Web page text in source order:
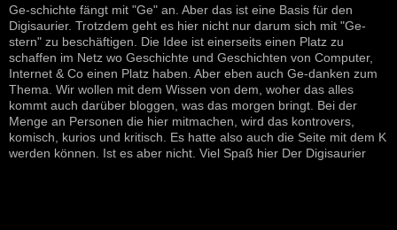
Ge-schichte fängt mit "Ge" an. Aber das ist eine Basis für den
Digisaurier. Trotzdem geht es hier nicht nur darum sich mit "Ge-
stern" zu beschäftigen. Die Idee ist einerseits einen Platz zu
schaffen im Netz wo Geschichte und Geschichten von Computer,
Internet & Co einen Platz haben. Aber eben auch Ge-danken zum
Thema. Wir wollen mit dem Wissen von dem, woher das alles
kommt auch darüber bloggen, was das morgen bringt. Bei der
Menge an Personen die hier mitmachen, wird das kontrovers,
komisch, kurios und kritisch. Es hatte also auch die Seite mit dem K
werden können. Ist es aber nicht. Viel Spaß hier Der Digisaurier